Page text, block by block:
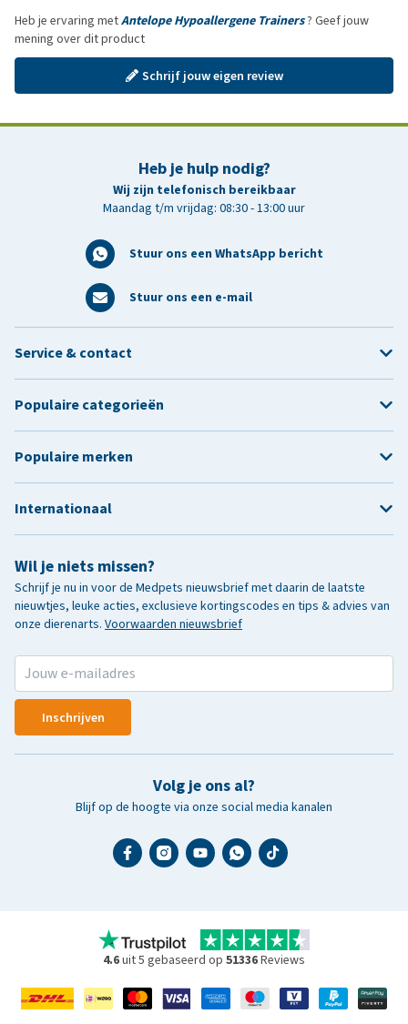
Heb je ervaring metAntelope Hypoallergene Trainers? Geef jouw
mening over dit product
Schrijf jouw eigen review
Heb je hulp nodig?
Wij zijn telefonisch bereikbaar
Maandag t/m vrijdag: 08:30 - 13:00 uur
Stuur ons een WhatsApp bericht
Stuur ons een e-mail
Wil je niets missen?
Schrijf je nu in voor de Medpets nieuwsbrief met daarin de laatste
nieuwtjes, leuke acties, exclusieve kortingscodes en tips & advies van
onze dierenarts. Voorwaarden nieuwsbrief
Inschrijven
Volg je ons al?
Blijf op de hoogte via onze social media kanalen
Service & contact
Populaire categorieën
Populaire merken
Internationaal
4.6uit 5 gebaseerd op 51336Reviews